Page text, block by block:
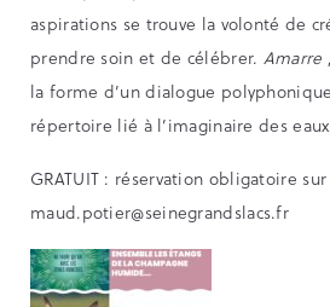
aspirations se trouve la volonté de
prendre soin et de célébrer. Amarre
la forme d’un dialogue
répertoire lié à l’imaginaire des
GRATUIT : réservation obligatoire sur
maud.potier@seinegrandslacs.fr